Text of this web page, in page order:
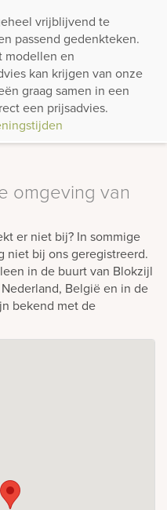
vrijblijvend te
passend gedenkteken.
modellen en
kan krijgen van onze
graag samen in een
een prijsadvies.
omgeving van
er niet bij? In sommige
niet bij ons geregistreerd.
in de buurt van Blokzijl
België en in de
bekend met de